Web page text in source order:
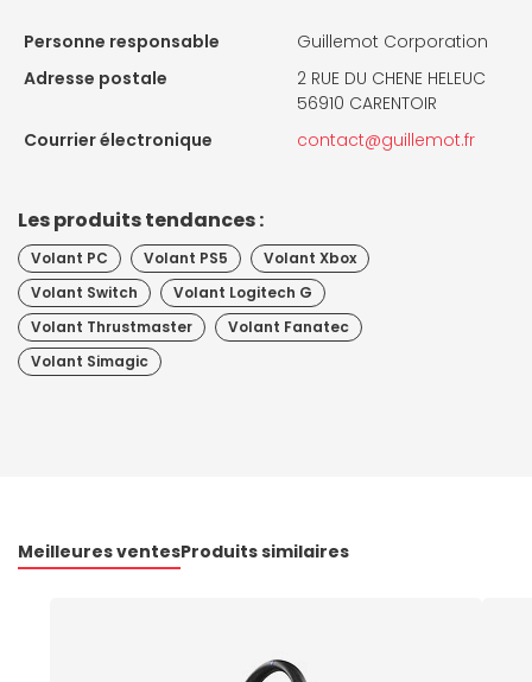
Personne responsable
Guillemot Corporation
Adresse postale
2 RUE DU CHENE HELEUC
56910 CARENTOIR
Courrier électronique
contact@guillemot.fr
Les produits tendances :
Volant PC Volant PS5
Volant Xbox
Volant Switch
Volant Logitech G
Volant Thrustmaster
Volant Fanatec
Volant Simagic
Meilleures ventesProduits similaires